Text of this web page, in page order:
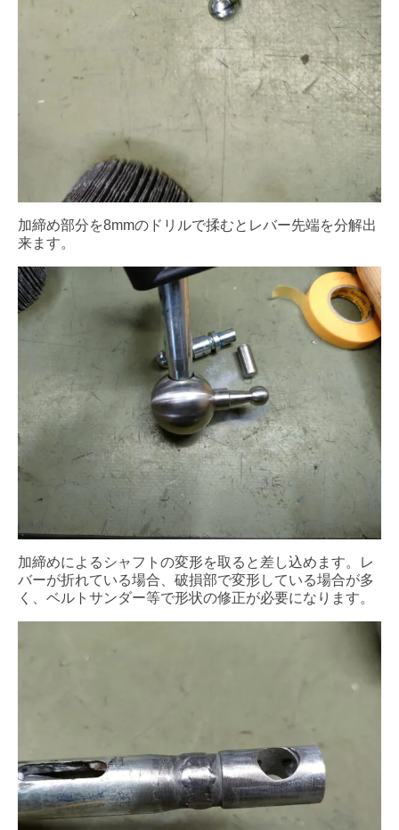
加締め部分を8mmのドリルで揉むとレバー先端を分解出
来ます。
加締めによるシャフトの変形を取ると差し込めます。レ
バーが折れている場合、破損部で変形している場合が多
く、ベルトサンダー等で形状の修正が必要になります。